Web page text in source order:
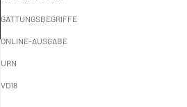
GATTUNGSBEGRIFFE
ONLINE-AUSGABE
URN
VD18